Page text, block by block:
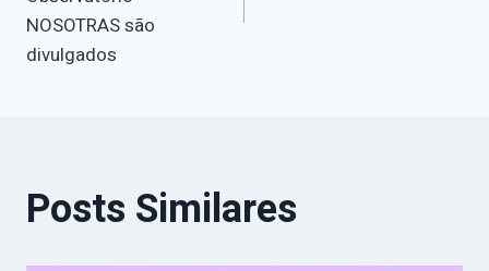
Post
NOSOTRAS são
divulgados
Posts Similares